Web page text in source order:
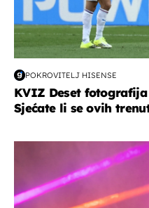
POKROVITELJ HISENSE
KVIZ Deset
Sjećate li se ovih